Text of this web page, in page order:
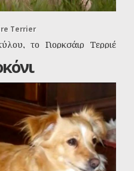
Terrier
το Γιορκσάιρ Τερριέ
αλλά και καλός
με τους ξένους.
σαν ψεύτικο πάνω σε